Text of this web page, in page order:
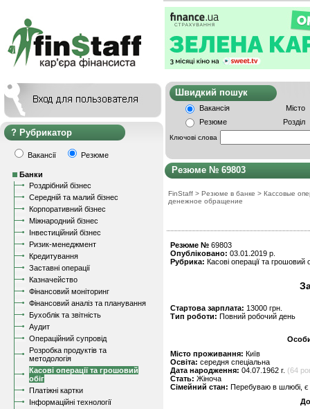
Рубрикатор
Вакансії Резюме
Банки
Роздрібний бізнес
Середній та малий бізнес
Корпоративний бізнес
Міжнародний бізнес
Інвестиційний бізнес
Ризик-менеджмент
Кредитування
Заставні операції
Казначейство
Фінансовий моніторинг
Фінансовий аналіз та планування
Бухоблік та звітність
Аудит
Операційний супровід
Розробка продуктів та
методологія
Касові операції та грошовий
обіг
Платіжні картки
Інформаційні технології
Швидкий
Вакансія
Місто
Резюме
Розділ
Ключові слова
Резюме № 69803
FinStaff > Резюме в банке > Кассовые
денежное обращение
Резюме № 69803
Опубліковано: 03.01.2019 р.
Рубрика: Касові операції та грошовий
Стартова зарплата: 13000 грн.
Тип роботи: Повний робочий день
Місто проживання: Київ
Освіта: середня спеціальна
Дата народження: 04.07.1962 г. (64
Стать: Жіноча
Сімейний стан: Перебуваю в шлюбі, є